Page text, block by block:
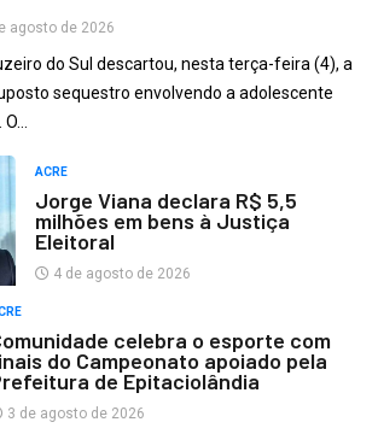
agosto de 2026
do Sul descartou, nesta terça-feira (4), a
sequestro envolvendo a adolescente
ACRE
Jorge Viana declara R$ 5,5
milhões em bens à Justiça
Eleitoral
4 de agosto de 2026
celebra o esporte com
do Campeonato apoiado pela
de Epitaciolândia
3 de agosto de 2026